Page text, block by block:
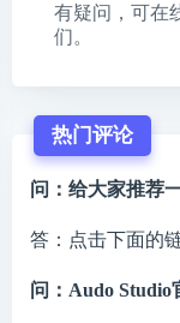
有疑问，可在
们。
热门评论
问：给大家推荐
答：点击下面的
问：Audo Studio